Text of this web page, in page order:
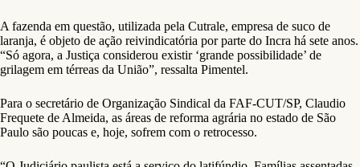
A fazenda em questão, utilizada pela Cutrale, empresa de suco de
laranja, é objeto de ação reivindicatória por parte do Incra há sete anos.
“Só agora, a Justiça considerou existir ‘grande possibilidade’ de
grilagem em térreas da União”, ressalta Pimentel.
Para o secretário de Organização Sindical da FAF-CUT/SP, Claudio
Frequete de Almeida, as áreas de reforma agrária no estado de São
Paulo são poucas e, hoje, sofrem com o retrocesso.